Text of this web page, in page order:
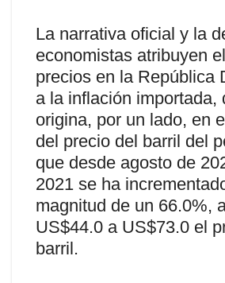
La narrativa oficial y la
economistas atribuyen
precios en la República
a la inflación importada,
origina, por un lado, en
del precio del barril del
que desde agosto de
2021 se ha
magnitud de un 66.0%,
US$44.0 a US$73.0 el
barril.